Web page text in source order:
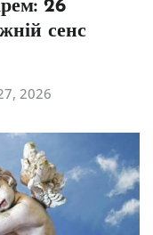
26
сенс
2026